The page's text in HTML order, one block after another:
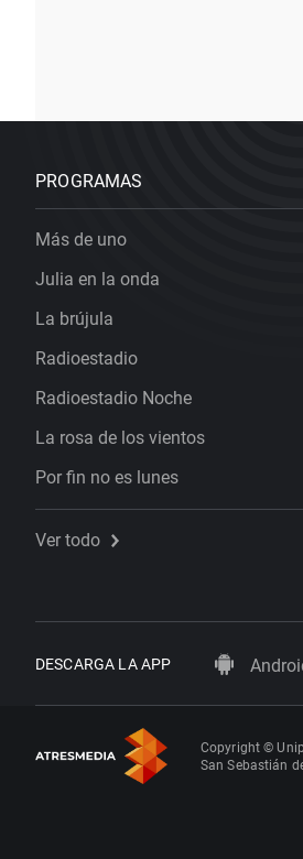
PROGRAMAS
Más de uno
Julia en la onda
La brújula
Radioestadio
Radioestadio Noche
La rosa de los vientos
Por fin no es lunes
Ver todo
DESCARGA LA APP
Copyright ©
San Sebastián